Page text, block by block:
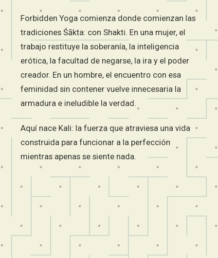
Forbidden Yoga comienza donde comienzan las
tradiciones Śākta: con Shakti. En una mujer, el
trabajo restituye la soberanía, la inteligencia
erótica, la facultad de negarse, la ira y el poder
creador. En un hombre, el encuentro con esa
feminidad sin contener vuelve innecesaria la
armadura e ineludible la verdad.
Aquí nace Kali: la fuerza que atraviesa una vida
construida para funcionar a la perfección
mientras apenas se siente nada.